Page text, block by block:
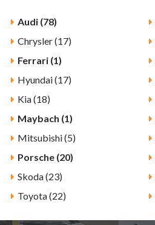
Audi (78)
Chrysler (17)
Ferrari (1)
Hyundai (17)
Kia (18)
Maybach (1)
Mitsubishi (5)
Porsche (20)
Skoda (23)
Toyota (22)